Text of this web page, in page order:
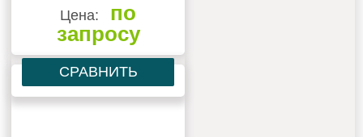
Цена:
по
запросу
СРАВНИТЬ